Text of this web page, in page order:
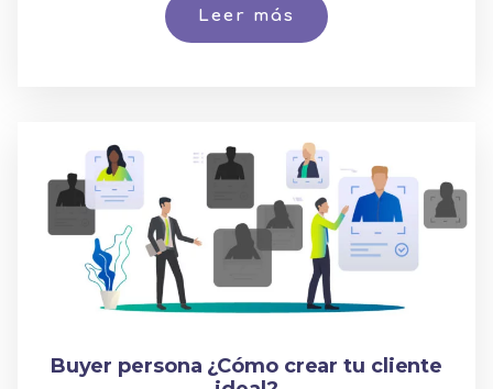
Leer más
Buyer persona ¿Cómo crear tu cliente